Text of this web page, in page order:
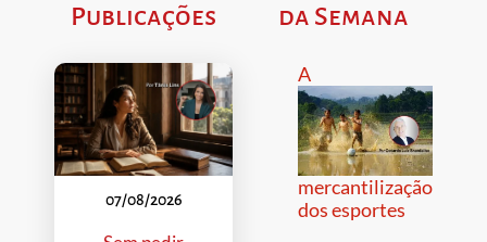
Publicações
07/08/2026
da Semana
A
mercantilização
dos esportes